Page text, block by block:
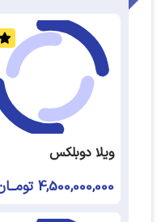
ویلا دوبلکس
4,500,000,000 تومــان